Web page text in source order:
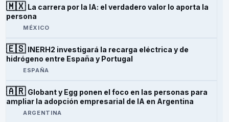
🇲🇽 La carrera por la IA: el verdadero valor lo aporta la
persona
MÉXICO
🇪🇸 INERH2 investigará la recarga eléctrica y de
hidrógeno entre España y Portugal
ESPAÑA
🇦🇷 Globant y Egg ponen el foco en las personas para
ampliar la adopción empresarial de IA en Argentina
ARGENTINA